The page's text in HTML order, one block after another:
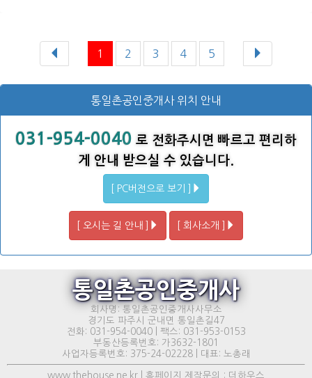
1 2 3 4 5
통일촌공인중개사 위치 안내
031-954-0040 로 전화주시면 빠르고 편리하
게 안내 받으실 수 있습니다.
[ PC버전으로 보기 ]
[ 오시는 길 안내 ] [ 회사소개 ]
통일촌공인중개사
회사명: 통일촌공인중개사사무소
경기도 파주시 군내면 통일촌길47
전화: 031-954-0040 | 팩스: 031-953-0153
부동산등록번호: 가3632-1801
사업자등록번호: 375-24-02228 | 대표: 노총래
www.thehouse.ne.kr | 홈페이지 제작문의 : 더하우스